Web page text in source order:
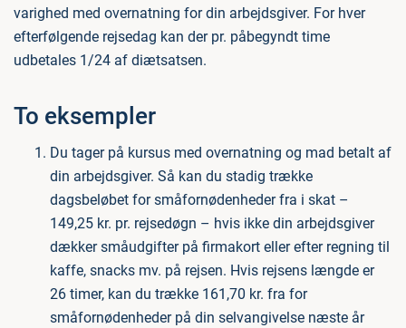
varighed med overnatning for din arbejdsgiver. For hver
efterfølgende rejsedag kan der pr. påbegyndt time
udbetales 1/24 af diætsatsen.
To eksempler
Du tager på kursus med overnatning og mad betalt af
din arbejdsgiver. Så kan du stadig trække
dagsbeløbet for småfornødenheder fra i skat –
149,25 kr. pr. rejsedøgn – hvis ikke din arbejdsgiver
dækker småudgifter på firmakort eller efter regning til
kaffe, snacks mv. på rejsen. Hvis rejsens længde er
26 timer, kan du trække 161,70 kr. fra for
småfornødenheder på din selvangivelse næste år